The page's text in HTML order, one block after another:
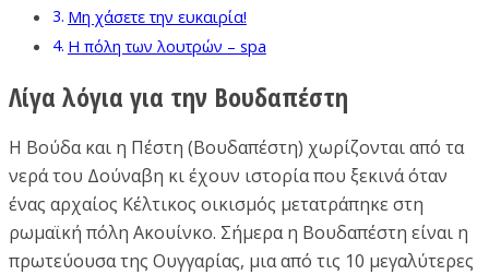
Μη χάσετε την ευκαιρία!
Η πόλη των λουτρών – spa
Λίγα λόγια για την Βουδαπέστη
Η Βούδα και η Πέστη (Βουδαπέστη) χωρίζονται από τα
νερά του Δούναβη κι έχουν ιστορία που ξεκινά όταν
ένας αρχαίος Κέλτικος οικισμός μετατράπηκε στη
ρωμαϊκή πόλη Ακουίνκο. Σήμερα η Βουδαπέστη είναι η
πρωτεύουσα της Ουγγαρίας, μια από τις 10 μεγαλύτερες